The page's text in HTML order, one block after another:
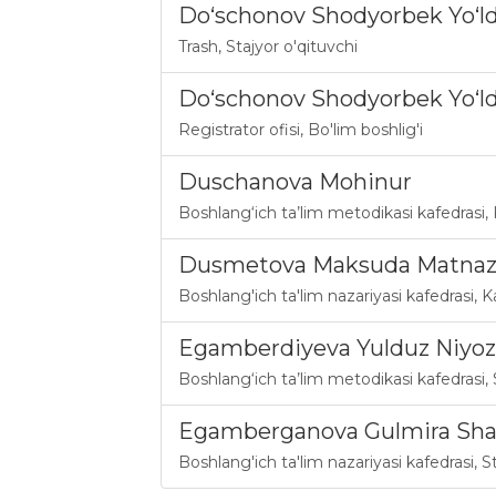
Do‘schonov Shodyorbek
Trash, Stajyor o'qituvchi
Do‘schonov Shodyorbek
Registrator ofisi, Bo'lim boshlig'i
Duschanova Mohinur
Boshlang‘ich ta’lim metodikasi kafedrasi,
Dusmetova Maksuda
Boshlang'ich ta'lim nazariyasi kafedrasi,
Egamberdiyeva Yulduz
Boshlang‘ich ta’lim metodikasi kafedrasi,
Egamberganova Gulmira
Boshlang'ich ta'lim nazariyasi kafedrasi,